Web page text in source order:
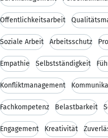
Öffentlichkeitsarbeit
Soziale Arbeit Arbeitsschutz
Empathie Selbstständigkeit
Konfliktmanagement
Fachkompetenz Belastbarkeit
Engagement Kreativität